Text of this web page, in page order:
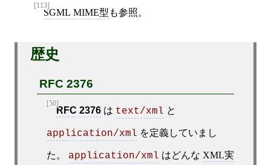
[113]
SGML MIME型 も参照。
歴史
RFC 2376
[50]
RFC 2376は text/xml と
application/xml を定義していまし
た。 application/xml はどんな XML実